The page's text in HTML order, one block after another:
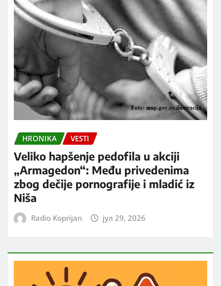
HRONIKA VESTI
Veliko hapšenje pedofila u akciji
„Armagedon“: Među privedenima
zbog dečije pornografije i mladić iz
Niša
Radio Koprijan јул 29, 2026